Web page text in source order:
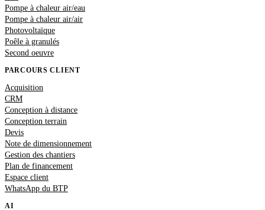
Pompe à chaleur air/eau
Pompe à chaleur air/air
Photovoltaïque
Poêle à granulés
Second oeuvre
PARCOURS CLIENT
Acquisition
CRM
Conception à distance
Conception terrain
Devis
Note de dimensionnement
Gestion des chantiers
Plan de financement
Espace client
WhatsApp du BTP
AI